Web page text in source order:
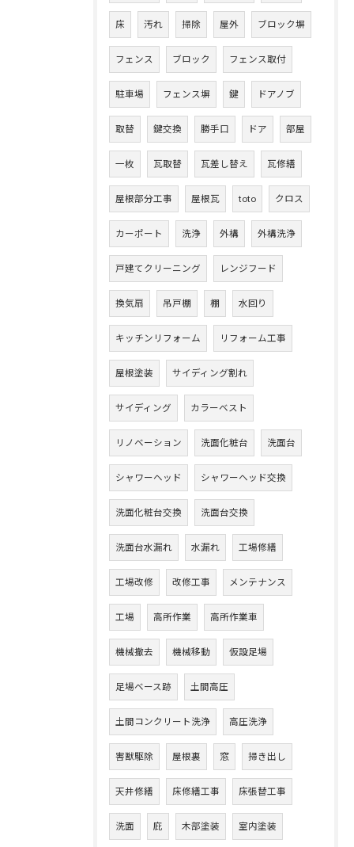
床 汚れ 掃除 屋外 ブロック塀
フェンス ブロック フェンス取付
駐車場 フェンス塀 鍵 ドアノブ
取替 鍵交換 勝手口 ドア 部屋
一枚 瓦取替 瓦差し替え 瓦修繕
屋根部分工事 屋根瓦 toto クロス
カーポート 洗浄 外構 外構洗浄
戸建てクリーニング レンジフード
換気扇 吊戸棚 棚 水回り
キッチンリフォーム リフォーム工事
屋根塗装 サイディング割れ
サイディング カラーベスト
リノベーション 洗面化粧台 洗面台
シャワーヘッド シャワーヘッド交換
洗面化粧台交換 洗面台交換
洗面台水漏れ 水漏れ 工場修繕
工場改修 改修工事 メンテナンス
工場 高所作業 高所作業車
機械撤去 機械移動 仮設足場
足場ベース跡 土間高圧
土間コンクリート洗浄 高圧洗浄
害獣駆除 屋根裏 窓 掃き出し
天井修繕 床修繕工事 床張替工事
洗面 庇 木部塗装 室内塗装